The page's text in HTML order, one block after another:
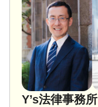
Y’s法律事務所